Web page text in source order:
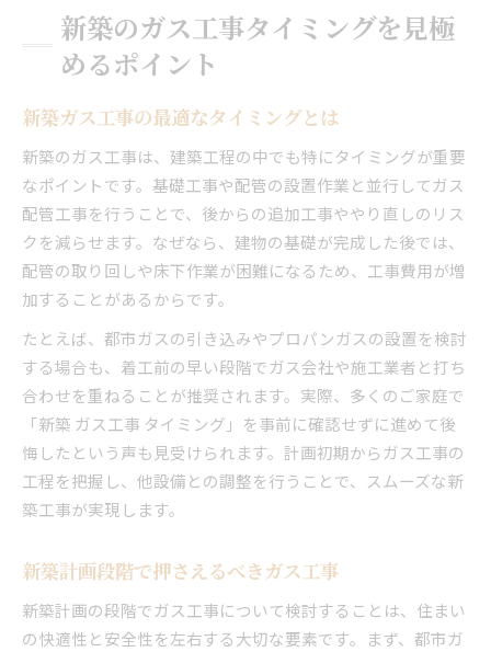
新築ガス配管工事の費用相場と内訳
室内ガス配管工事と新築工事の流れ
新築で知るべきガス工事費用のポイント
ガス配管工事のやり方と安全な進め方
新築ガス工事でかかる追加費用に注意
都市ガスとプロパンの新築比較ガイド
新築で選ぶ都市ガスとプロパンの違い
ガス工事費用から比較する新築の選択
新築で知るべき都市ガス引き込み事情
プロパンガス工事のメリットと注意点
新築に最適なガス設備の選び方解説
効率的な新築ガス会社選びの極意
新築ガス会社選びで重視すべきポイント
ガス工事と会社選択の失敗例から学ぶ
新築のガス会社選び方で賢く節約する
ガス会社で変わる新築設備のコスト感
オール電化と新築ガス設備のコスト比較
新築の光熱費を左右するコスト比較術
オール電化とガス設備の長期費用を検証
新築のガス工事タイミングを見極
めるポイント
新築ガス工事の最適なタイミングとは
新築のガス工事は、建築工程の中でも特にタイミングが重要
なポイントです。基礎工事や配管の設置作業と並行してガス
配管工事を行うことで、後からの追加工事ややり直しのリス
クを減らせます。なぜなら、建物の基礎が完成した後では、
配管の取り回しや床下作業が困難になるため、工事費用が増
加することがあるからです。
たとえば、都市ガスの引き込みやプロパンガスの設置を検討
する場合も、着工前の早い段階でガス会社や施工業者と打ち
合わせを重ねることが推奨されます。実際、多くのご家庭で
「新築 ガス工事 タイミング」を事前に確認せずに進めて後
悔したという声も見受けられます。計画初期からガス工事の
工程を把握し、他設備との調整を行うことで、スムーズな新
築工事が実現します。
新築計画段階で押さえるべきガス工事
新築計画の段階でガス工事について検討することは、住まい
の快適性と安全性を左右する大切な要素です。まず、都市ガ